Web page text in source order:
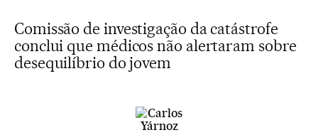
Comissão de investigação da catástrofe
conclui que médicos não alertaram sobre
desequilíbrio do jovem